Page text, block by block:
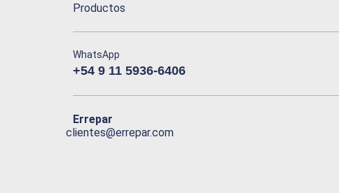
Productos
WhatsApp
+54 9 11 5936-6406
Errepar
clientes@errepar.com